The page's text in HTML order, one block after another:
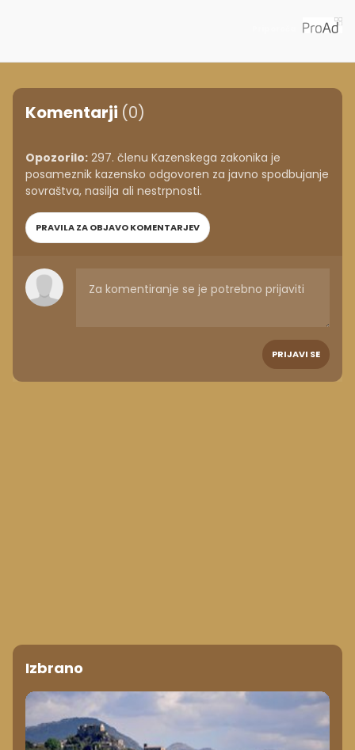
Komentarji (0)
Opozorilo: 297. členu Kazenskega zakonika je
posameznik kazensko odgovoren za javno spodbujanje
sovraštva, nasilja ali nestrpnosti.
PRAVILA ZA OBJAVO KOMENTARJEV
PRIJAVI SE
Izbrano